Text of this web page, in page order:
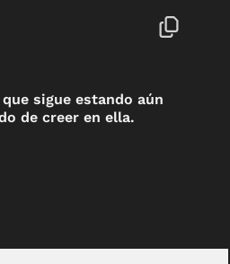
sigue estando aún
de creer en ella.